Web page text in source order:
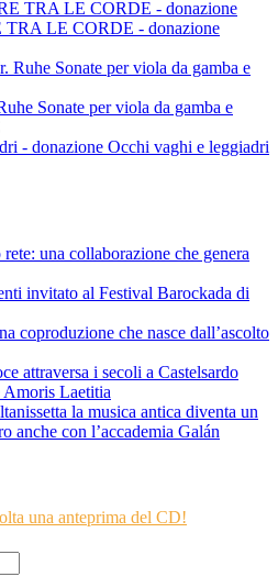
LE CORDE - donazione
Sonate per viola da gamba e
Occhi vaghi e leggiadri
una collaborazione che genera
invitato al Festival Barockada di
coproduzione che nasce dall’ascolto
attraversa i secoli a Castelsardo
Amoris Laetitia
la musica antica diventa un
anche con l’accademia Galán
una anteprima del CD!